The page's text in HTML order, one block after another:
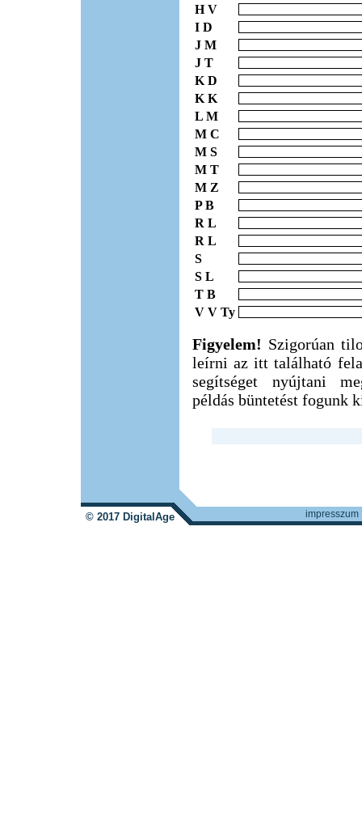
H V
I D
J M
J T
K D
K K
L M
M C
M S
M T
M Z
P B
R L
R L
S
S L
T B
V V Ty
Figyelem! Szigorúan
leírni az itt található
segítséget nyújtani
példás büntetést fogunk
© 2017 DigitalAge impresszum